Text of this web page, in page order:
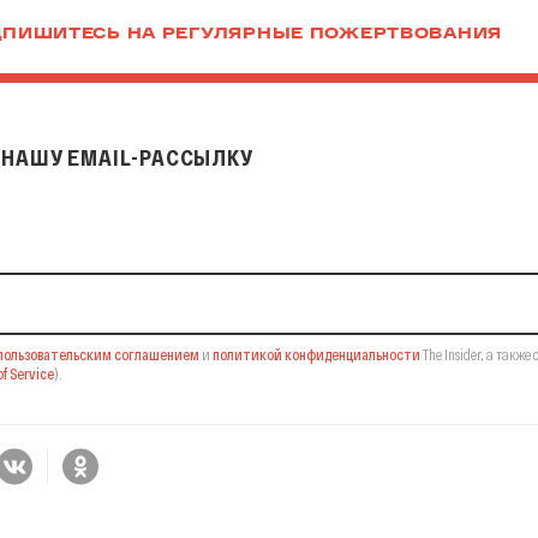
НА РЕГУЛЯРНЫЕ ПОЖЕРТВОВАНИЯ
EMAIL-РАССЫЛКУ
соглашением и политикой конфиденциальности The Insider, а также
Service).